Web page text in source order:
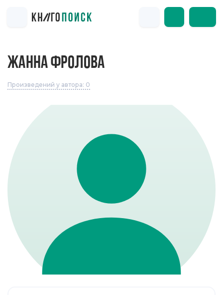
ЖАННА ФРОЛОВА
Произведений у автора: 0